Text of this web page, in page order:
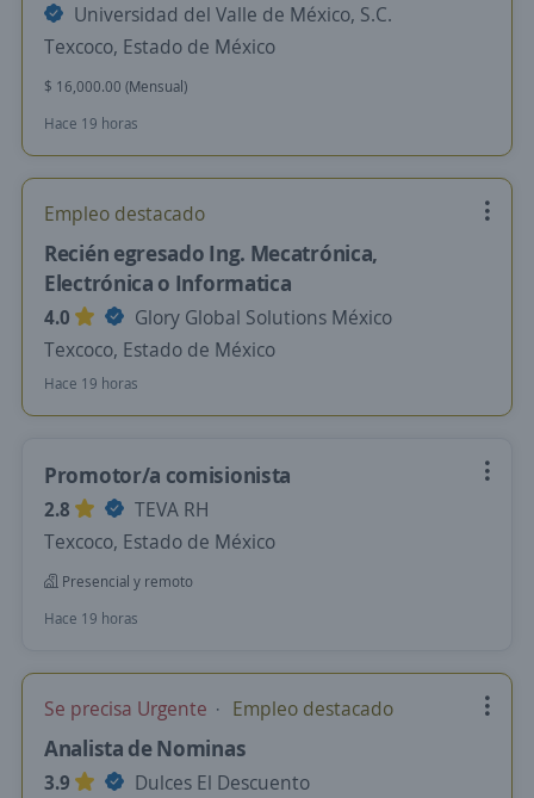
Universidad del Valle de México, S.C.
Texcoco, Estado de México
$ 16,000.00 (Mensual)
Hace 19 horas
Empleo destacado
Recién egresado Ing. Mecatrónica,
Electrónica o Informatica
4.0
Glory Global Solutions México
Texcoco, Estado de México
Hace 19 horas
Promotor/a comisionista
2.8
TEVA RH
Texcoco, Estado de México
Presencial y remoto
Hace 19 horas
Se precisa Urgente Empleo destacado
Analista de Nominas
3.9
Dulces El Descuento